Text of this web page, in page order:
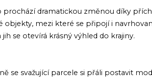
prochází dramatickou změnou díky
mezi které se připojí i
se otevírá krásný výhled do krajiny.
se svažující parcele si přáli postavit